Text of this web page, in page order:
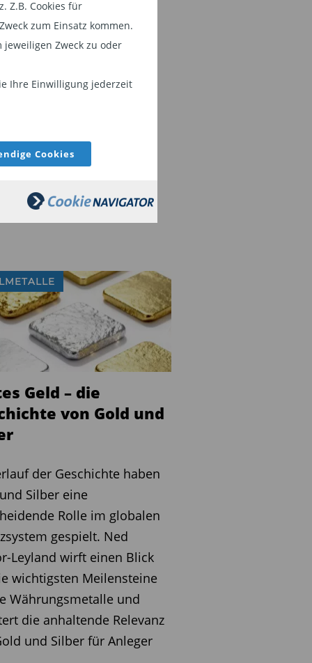
Z.B. Cookies für
zum Einsatz kommen.
Zweck zu oder
Ihre Einwilligung jederzeit
Cookies
Geld – die
von Gold und
der Geschichte haben
Silber eine
Rolle im globalen
gespielt. Ned
Leyland wirft einen Blick
wichtigsten Meilensteine
Währungsmetalle und
die anhaltende Relevanz
und Silber für Anleger